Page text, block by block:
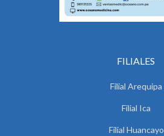
FILIALES
Filial Arequipa
Filial Ica
Filial Huancayo